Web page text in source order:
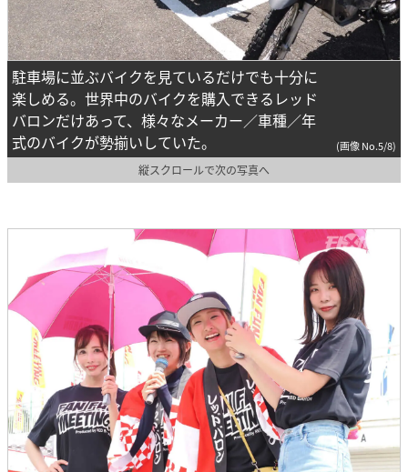
駐車場に並ぶバイクを見ているだけでも十分に
楽しめる。世界中のバイクを購入できるレッド
バロンだけあって、様々なメーカー／車種／年
式のバイクが勢揃いしていた。
(画像 No.5/8)
縦スクロールで次の写真へ